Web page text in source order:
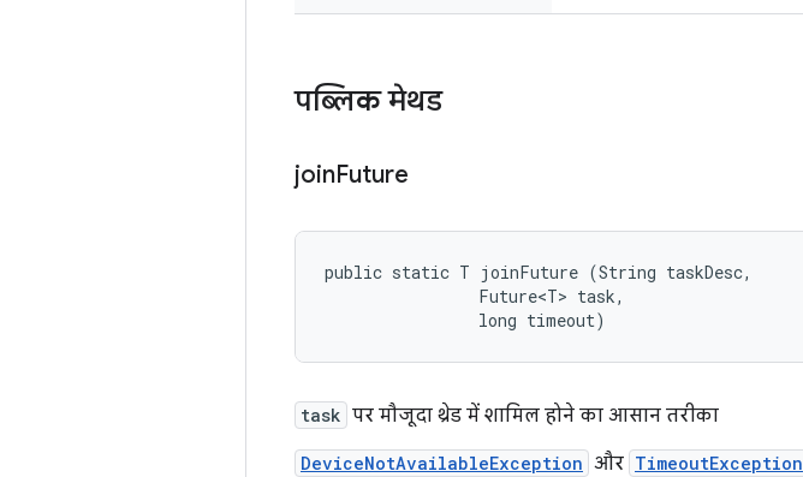
पब्लिक मेथड
joinFuture
public static T joinFuture (String taskDesc,
                Future<T> task,
                long timeout)
task पर मौजूदा थ्रेड में शामिल होने का आसान तरीका
DeviceNotAvailableException और TimeoutException